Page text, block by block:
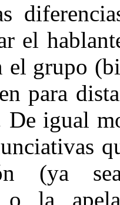
el
el grupo
para
De igual
(ya
o la